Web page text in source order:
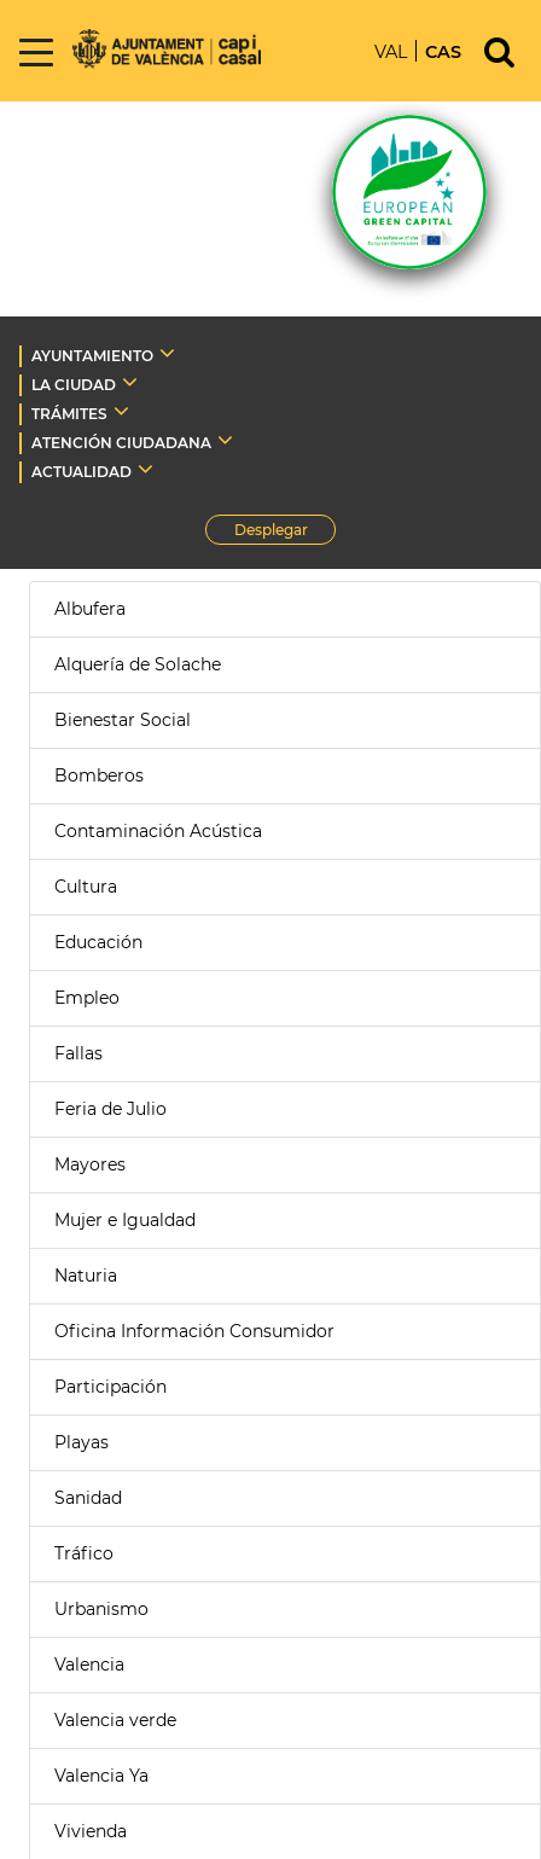
VAL CAS
AYUNTAMIENTO
LA CIUDAD
TRÁMITES
ATENCIÓN CIUDADANA
ACTUALIDAD
Desplegar
Albufera
Alquería de Solache
Bienestar Social
Bomberos
Contaminación Acústica
Cultura
Educación
Empleo
Fallas
Feria de Julio
Mayores
Mujer e Igualdad
Naturia
Oficina Información Consumidor
Participación
Playas
Sanidad
Tráfico
Urbanismo
Valencia
Valencia verde
Valencia Ya
Vivienda